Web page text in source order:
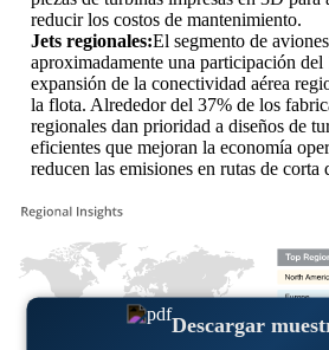
Descargar
reducir los costos de mantenimiento.
Jets regionales:El segmento de
aproximadamente una participación
expansión de la conectividad aérea
la flota. Alrededor del 37% de los
regionales dan prioridad a diseños de
eficientes que mejoran la economía
reducen las emisiones en rutas de corta